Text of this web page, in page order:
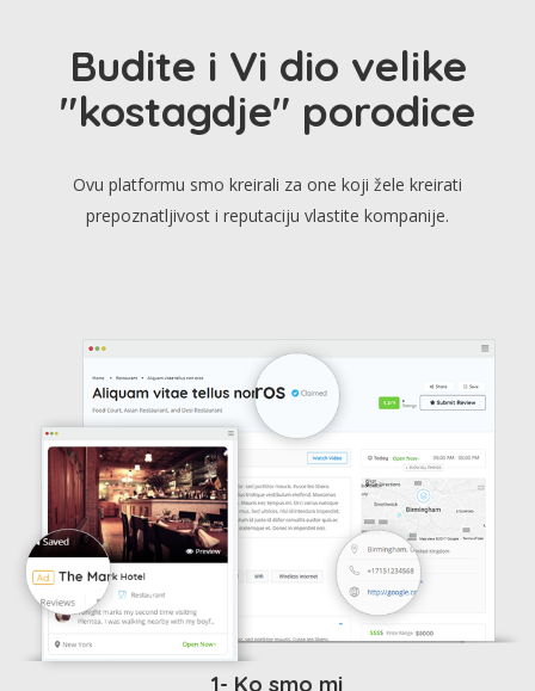
Budite i Vi dio velike
"kostagdje" porodice
Ovu platformu smo kreirali za one koji žele kreirati
prepoznatljivost i reputaciju vlastite kompanije.
1- Ko smo mi